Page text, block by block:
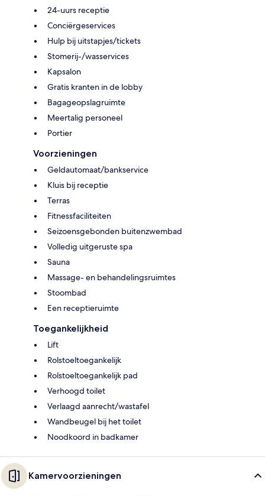
24-uurs receptie
Conciërgeservices
Hulp bij uitstapjes/tickets
Stomerij-/wasservices
Kapsalon
Gratis kranten in de lobby
Bagageopslagruimte
Meertalig personeel
Portier
Voorzieningen
Geldautomaat/bankservice
Kluis bij receptie
Terras
Fitnessfaciliteiten
Seizoensgebonden buitenzwembad
Volledig uitgeruste spa
Sauna
Massage- en behandelingsruimtes
Stoombad
Een receptieruimte
Toegankelijkheid
Lift
Rolstoeltoegankelijk
Rolstoeltoegankelijk pad
Verhoogd toilet
Verlaagd aanrecht/wastafel
Wandbeugel bij het toilet
Noodkoord in badkamer
Kamervoorzieningen